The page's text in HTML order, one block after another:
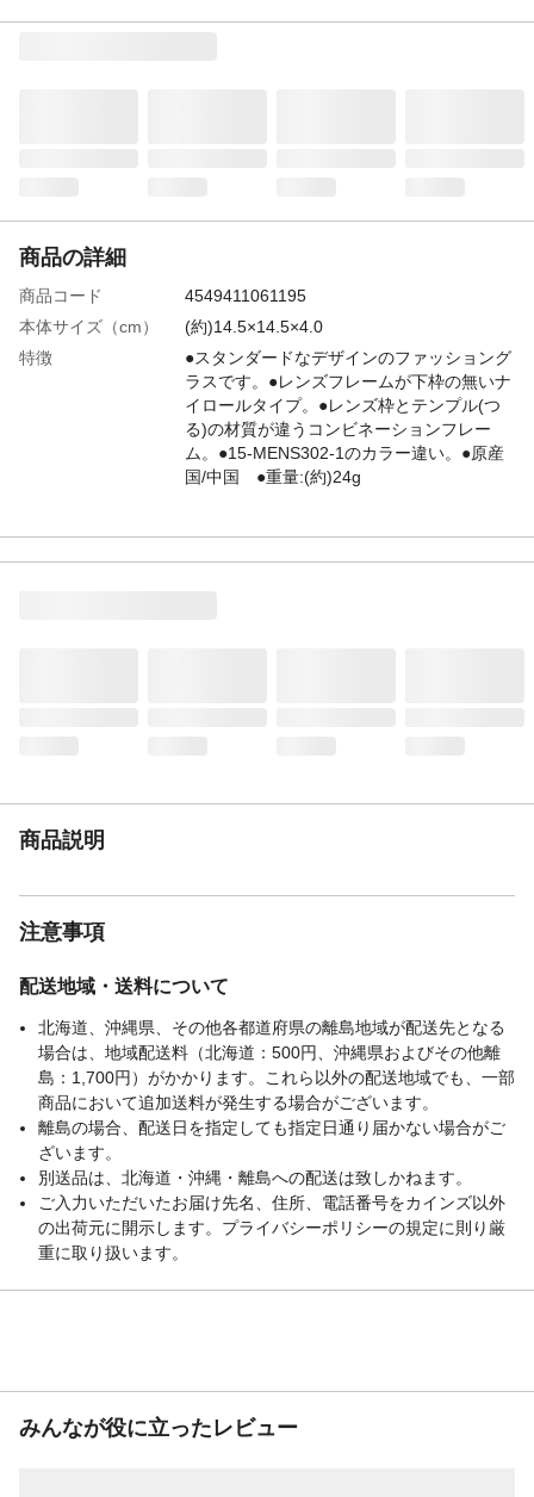
商品の詳細
商品コード
4549411061195
本体サイズ（cm）
(約)14.5×14.5×4.0
特徴
●スタンダードなデザインのファッショング
ラスです。●レンズフレームが下枠の無いナ
イロールタイプ。●レンズ枠とテンプル(つ
る)の材質が違うコンビネーションフレー
ム。●15-MENS302-1のカラー違い。●原産
国/中国 ●重量:(約)24g
紫外線透過率
商品説明
注意事項
配送地域・送料について
北海道、沖縄県、その他各都道府県の離島地域が配送先となる
場合は、地域配送料（北海道：500円、沖縄県およびその他離
島：1,700円）がかかります。これら以外の配送地域でも、一部
商品において追加送料が発生する場合がございます。
離島の場合、配送日を指定しても指定日通り届かない場合がご
ざいます。
別送品は、北海道・沖縄・離島への配送は致しかねます。
ご入力いただいたお届け先名、住所、電話番号をカインズ以外
の出荷元に開示します。プライバシーポリシーの規定に則り厳
重に取り扱います。
みんなが役に立ったレビュー